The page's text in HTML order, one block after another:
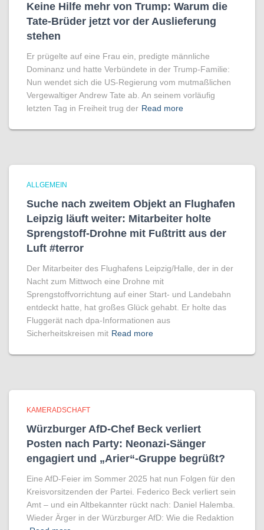
Keine Hilfe mehr von Trump: Warum die
Tate-Brüder jetzt vor der Auslieferung
stehen
Er prügelte auf eine Frau ein, predigte männliche
Dominanz und hatte Verbündete in der Trump-Familie:
Nun wendet sich die US-Regierung vom mutmaßlichen
Vergewaltiger Andrew Tate ab. An seinem vorläufig
letzten Tag in Freiheit trug der Read more
ALLGEMEIN
Suche nach zweitem Objekt an Flughafen
Leipzig läuft weiter: Mitarbeiter holte
Sprengstoff-Drohne mit Fußtritt aus der
Luft #terror
Der Mitarbeiter des Flughafens Leipzig/Halle, der in der
Nacht zum Mittwoch eine Drohne mit
Sprengstoffvorrichtung auf einer Start- und Landebahn
entdeckt hatte, hat großes Glück gehabt. Er holte das
Fluggerät nach dpa-Informationen aus
Sicherheitskreisen mit Read more
KAMERADSCHAFT
Würzburger AfD-Chef Beck verliert
Posten nach Party: Neonazi-Sänger
engagiert und „Arier“-Gruppe begrüßt?
Eine AfD-Feier im Sommer 2025 hat nun Folgen für den
Kreisvorsitzenden der Partei. Federico Beck verliert sein
Amt – und ein Altbekannter rückt nach: Daniel Halemba.
Wieder Ärger in der Würzburger AfD: Wie die Redaktion